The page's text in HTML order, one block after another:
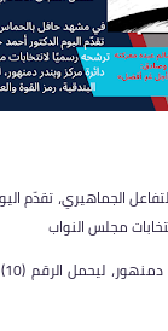
الجماهيري، تقدّم
مجلس النواب